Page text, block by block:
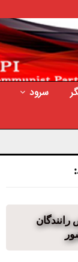
سرود
رانندگان